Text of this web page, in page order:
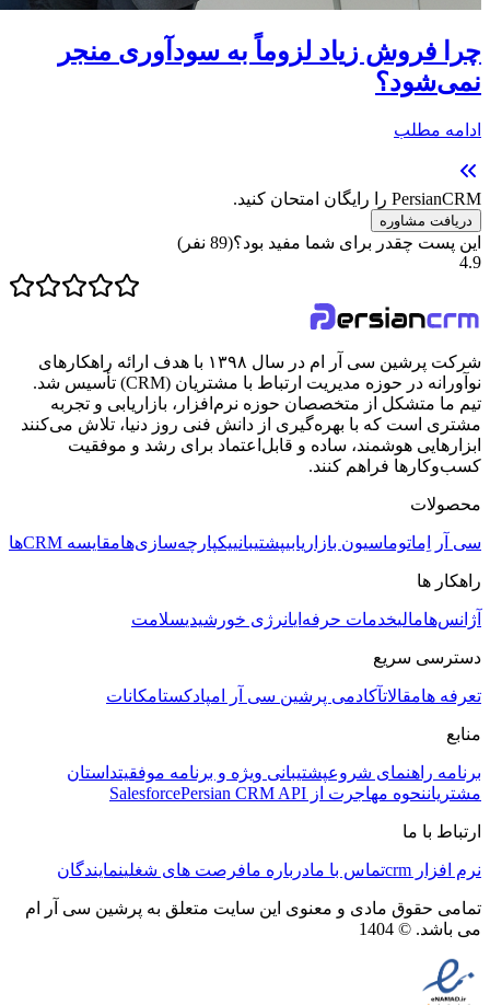
چرا فروش زیاد لزوماً به سودآوری منجر
نمی‌شود؟
ادامه مطلب
PersianCRM را رایگان امتحان کنید.
دریافت مشاوره
این پست چقدر برای شما مفید بود؟(
89 نفر)
4.9
شرکت پرشین سی آر ام در سال ۱۳۹۸ با هدف ارائه راهکارهای
نوآورانه در حوزه مدیریت ارتباط با مشتریان (CRM) تأسیس شد.
تیم ما متشکل از متخصصان حوزه نرم‌افزار، بازاریابی و تجربه
مشتری است که با بهره‌گیری از دانش فنی روز دنیا، تلاش می‌کنند
ابزارهایی هوشمند، ساده و قابل‌اعتماد برای رشد و موفقیت
کسب‌وکارها فراهم کنند.
محصولات
سی آر اِماتوماسیون بازاریابیپشتیبانییکپارچه‌سازی‌هامقایسه CRMها
راهکار ها
آژانس‌هامالیخدمات حرفه‌ایانرژی خورشیدیسلامت
دسترسی سریع
تعرفه هامقالاتآکادمی پرشین سی آر امپادکستامکانات
منابع
برنامه راهنمای شروعپشتیبانی ویژه و برنامه موفقیتداستان
مشتریاننحوه مهاجرت از Salesforce Persian CRM API
ارتباط با ما
نرم افزار crm تماس با مادرباره مافرصت های شغلینمایندگان
تمامی حقوق مادی و معنوی این سایت متعلق به پرشین سی آر ام
می باشد. © 1404